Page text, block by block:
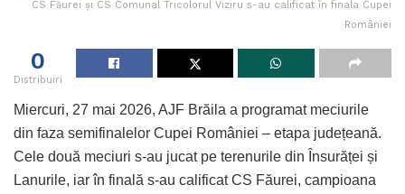
CS Făurei și CS Comunal Tricolorul Viziru s-au calificat în finala Cupei
României
0
Distribuiri
Miercuri, 27 mai 2026, AJF Brăila a programat meciurile
din faza semifinalelor Cupei României – etapa județeană.
Cele două meciuri s-au jucat pe terenurile din Însurăței și
Lanurile, iar în finală s-au calificat CS Făurei, campioana